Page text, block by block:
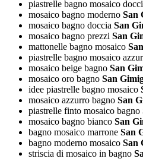
piastrelle bagno mosaico
mosaico bagno moderno San
mosaico bagno doccia San
mosaico bagno prezzi San
mattonelle bagno mosaico
piastrelle bagno mosaico
mosaico beige bagno San
mosaico oro bagno San
idee piastrelle bagno mosaico
mosaico azzurro bagno San
piastrelle finto mosaico bagno
mosaico bagno bianco San
bagno mosaico marrone San
bagno moderno mosaico San
striscia di mosaico in bagno